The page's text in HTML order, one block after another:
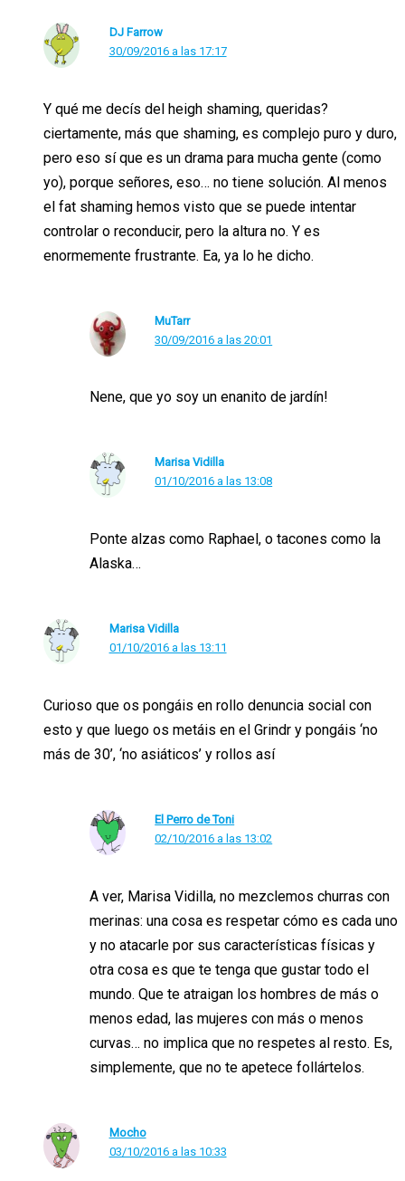
DJ Farrow
30/09/2016 a las 17:17
Y qué me decís del heigh shaming, queridas?
ciertamente, más que shaming, es complejo puro y duro,
pero eso sí que es un drama para mucha gente (como
yo), porque señores, eso… no tiene solución. Al menos
el fat shaming hemos visto que se puede intentar
controlar o reconducir, pero la altura no. Y es
enormemente frustrante. Ea, ya lo he dicho.
MuTarr
30/09/2016 a las 20:01
Nene, que yo soy un enanito de jardín!
Marisa Vidilla
01/10/2016 a las 13:08
Ponte alzas como Raphael, o tacones como la
Alaska…
Marisa Vidilla
01/10/2016 a las 13:11
Curioso que os pongáis en rollo denuncia social con
esto y que luego os metáis en el Grindr y pongáis ‘no
más de 30’, ‘no asiáticos’ y rollos así
El Perro de Toni
02/10/2016 a las 13:02
A ver, Marisa Vidilla, no mezclemos churras con
merinas: una cosa es respetar cómo es cada uno
y no atacarle por sus características físicas y
otra cosa es que te tenga que gustar todo el
mundo. Que te atraigan los hombres de más o
menos edad, las mujeres con más o menos
curvas… no implica que no respetes al resto. Es,
simplemente, que no te apetece follártelos.
Mocho
03/10/2016 a las 10:33